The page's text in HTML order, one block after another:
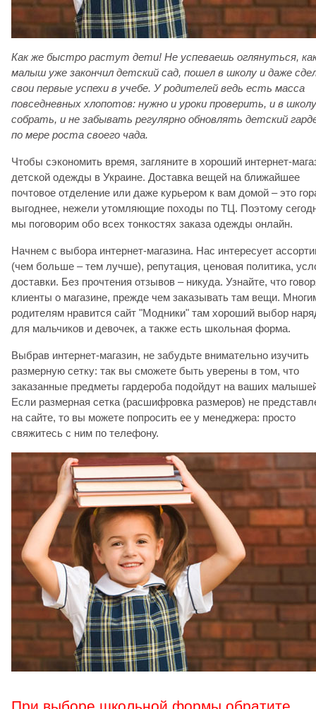
Как же быстро растут дети! Не успеваешь оглянуться,
малыш уже закончил детский сад, пошел в школу и даже
свои первые успехи в учебе. У родителей ведь есть масса
повседневных хлопотов: нужно и уроки проверить, и в школу
собрать, и не забывать регулярно обновлять детский
по мере роста своего чада.
Чтобы сэкономить время, загляните в хороший интернет-
детской одежды в Украине. Доставка вещей на ближайшее
почтовое отделение или даже курьером к вам домой – это
выгоднее, нежели утомляющие походы по ТЦ. Поэтому
мы поговорим обо всех тонкостях заказа одежды онлайн.
Начнем с выбора интернет-магазина. Нас интересует
(чем больше – тем лучше), репутация, ценовая политика,
доставки. Без прочтения отзывов – никуда. Узнайте, что
клиенты о магазине, прежде чем заказывать там вещи.
родителям нравится сайт "Модники" там хороший выбор
для мальчиков и девочек, а также есть школьная форма.
Выбрав интернет-магазин, не забудьте внимательно изучить
размерную сетку: так вы сможете быть уверены в том, что
заказанные предметы гардероба подойдут на ваших
Если размерная сетка (расшифровка размеров) не
на сайте, то вы можете попросить ее у менеджера: просто
свяжитесь с ним по телефону.